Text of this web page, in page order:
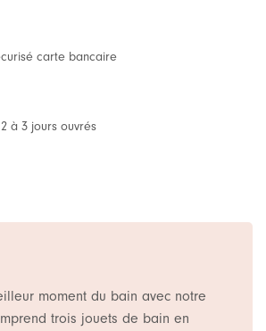
carte bancaire
à 3 jours ouvrés
moment du bain avec notre
trois jouets de bain en